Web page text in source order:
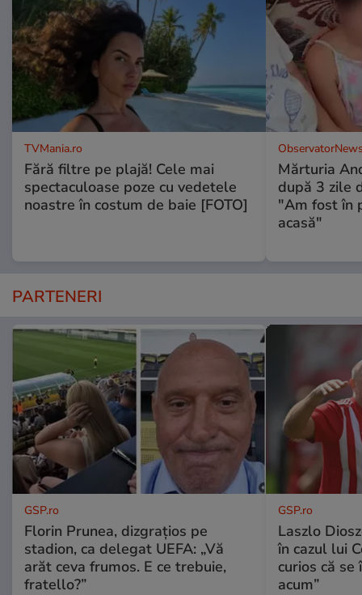
TVMania.ro
Fără filtre pe plajă! Cele mai
spectaculoase poze cu vedetele
noastre în costum de baie [FOTO]
Mărturia
după 3 zile
"Am fost în
acasă"
PARTENERI
GSP.ro
Florin Prunea, dizgrațios pe
stadion, ca delegat UEFA: „Vă
arăt ceva frumos. E ce trebuie,
fratello?”
GSP.ro
Laszlo
în cazul lui
curios că
acum”